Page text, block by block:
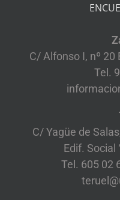
C/ Alfonso I, nº 20
Tel.
C/ Yagüe de
Edif. Social
Tel. 605 02